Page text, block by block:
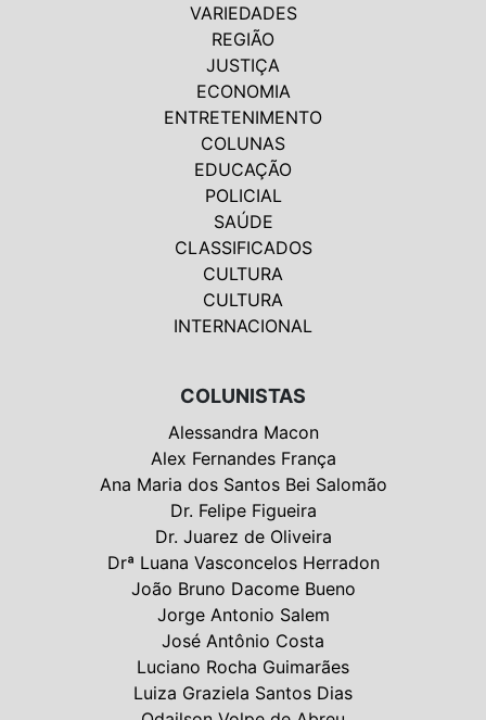
VARIEDADES
REGIÃO
JUSTIÇA
ECONOMIA
ENTRETENIMENTO
COLUNAS
EDUCAÇÃO
POLICIAL
SAÚDE
CLASSIFICADOS
CULTURA
CULTURA
INTERNACIONAL
COLUNISTAS
Alessandra Macon
Alex Fernandes França
Ana Maria dos Santos Bei Salomão
Dr. Felipe Figueira
Dr. Juarez de Oliveira
Drª Luana Vasconcelos Herradon
João Bruno Dacome Bueno
Jorge Antonio Salem
José Antônio Costa
Luciano Rocha Guimarães
Luiza Graziela Santos Dias